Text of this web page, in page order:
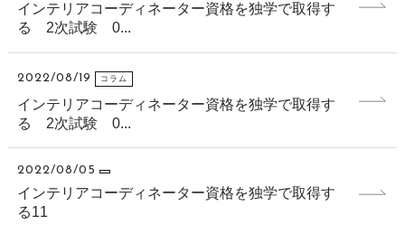
インテリアコーディネーター資格を独学で取得す
る 2次試験 0...
2022/08/19 コラム
インテリアコーディネーター資格を独学で取得す
る 2次試験 0...
2022/08/05
インテリアコーディネーター資格を独学で取得す
る11